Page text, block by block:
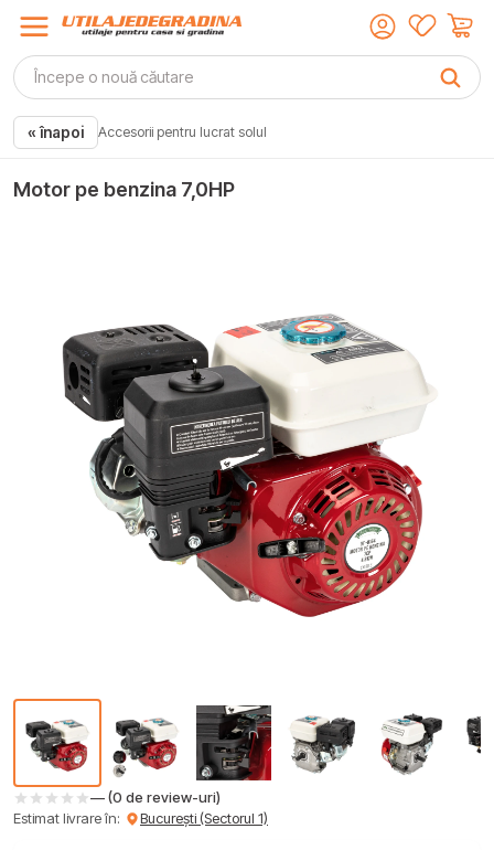
« înapoi Accesorii pentru lucrat solul
Motor pe benzina 7,0HP
— (0 de review-uri)
Estimat livrare în:
București (Sectorul 1)